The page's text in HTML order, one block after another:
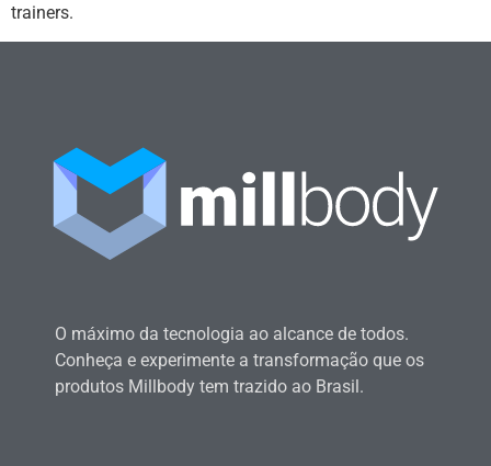
trainers.
O máximo da tecnologia ao alcance de todos.
Conheça e experimente a transformação que os
produtos Millbody tem trazido ao Brasil.